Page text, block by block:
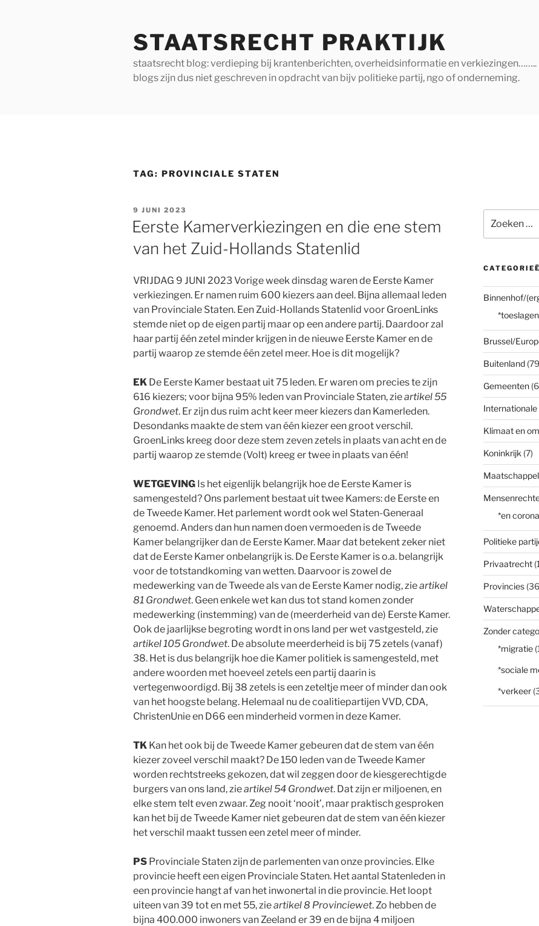
STAATSRECHT PRAKTIJK
staatsrecht blog: verdieping bij krantenberichten, overheidsinformatie en
blogs zijn dus niet geschreven in opdracht van bijv politieke partij, ngo of onderneming.
TAG: PROVINCIALE STATEN
GEPLAATST
OP
9 JUNI 2023
Eerste Kamerverkiezingen en die ene stem
van het Zuid-Hollands Statenlid
VRIJDAG 9 JUNI 2023 Vorige week dinsdag waren de Eerste Kamer
verkiezingen. Er namen ruim 600 kiezers aan deel. Bijna allemaal leden
van Provinciale Staten. Een Zuid-Hollands Statenlid voor GroenLinks
stemde niet op de eigen partij maar op een andere partij. Daardoor zal
haar partij één zetel minder krijgen in de nieuwe Eerste Kamer en de
partij waarop ze stemde één zetel meer. Hoe is dit mogelijk?
EK De Eerste Kamer bestaat uit 75 leden. Er waren om precies te zijn
616 kiezers; voor bijna 95% leden van Provinciale Staten, zieartikel 55
Grondwet. Er zijn dus ruim acht keer meer kiezers dan Kamerleden.
Desondanks maakte de stem van één kiezer een groot verschil.
GroenLinks kreeg door deze stem zeven zetels in plaats van acht en de
partij waarop ze stemde (Volt) kreeg er twee in plaats van één!
WETGEVING Is het eigenlijk belangrijk hoe de Eerste Kamer is
samengesteld? Ons parlement bestaat uit twee Kamers: de Eerste en
de Tweede Kamer. Het parlement wordt ook wel Staten-Generaal
genoemd. Anders dan hun namen doen vermoeden is de Tweede
Kamer belangrijker dan de Eerste Kamer. Maar dat betekent zeker niet
dat de Eerste Kamer onbelangrijk is. De Eerste Kamer is o.a. belangrijk
voor de totstandkoming van wetten. Daarvoor is zowel de
medewerking van de Tweede als van de Eerste Kamer nodig, zieartikel
81 Grondwet. Geen enkele wet kan dus tot stand komen zonder
medewerking (instemming) van de (meerderheid van de) Eerste Kamer.
Ook de jaarlijkse begroting wordt in ons land per wet vastgesteld, zie
artikel 105 Grondwet. De absolute meerderheid is bij 75 zetels (vanaf)
38. Het is dus belangrijk hoe die Kamer politiek is samengesteld, met
andere woorden met hoeveel zetels een partij daarin is
vertegenwoordigd. Bij 38 zetels is een zeteltje meer of minder dan ook
van het hoogste belang. Helemaal nu de coalitiepartijen VVD, CDA,
ChristenUnie en D66 een minderheid vormen in deze Kamer.
TK Kan het ook bij de Tweede Kamer gebeuren dat de stem van één
kiezer zoveel verschil maakt? De 150 leden van de Tweede Kamer
worden rechtstreeks gekozen, dat wil zeggen door de kiesgerechtigde
burgers van ons land, zieartikel 54 Grondwet. Dat zijn er miljoenen, en
elke stem telt even zwaar. Zeg nooit ‘nooit’, maar praktisch gesproken
kan het bij de Tweede Kamer niet gebeuren dat de stem van één kiezer
het verschil maakt tussen een zetel meer of minder.
PS Provinciale Staten zijn de parlementen van onze provincies. Elke
provincie heeft een eigen Provinciale Staten. Het aantal Statenleden in
een provincie hangt af van het inwonertal in die provincie. Het loopt
uiteen van 39 tot en met 55, zieartikel 8 Provinciewet. Zo hebben de
bijna 400.000 inwoners van Zeeland er 39 en de bijna 4 miljoen
naar:
Binnenhof/
Brussel/
Buitenland
Gemeenten
Klimaat en
Koninkrijk (7)
*en
Politieke
Privaatrecht
Provincies
Zonder
*migratie
*sociale
*verkeer